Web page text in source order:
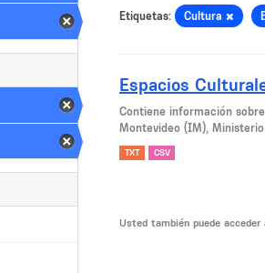
Etiquetas: Cultura
Espacios
Contiene información
Montevideo (IM),
TXT CSV
Usted también puede